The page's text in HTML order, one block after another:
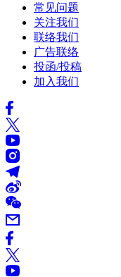
常见问题
关注我们
联络我们
广告联络
投函/投稿
加入我们